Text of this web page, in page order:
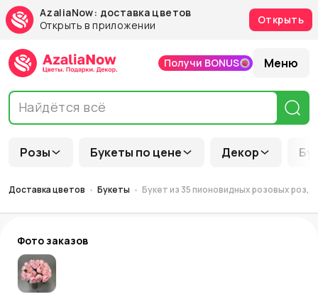
AzaliaNow: доставка цветов
Открыть в приложении
Открыть
Розы Букеты по цене Декор
Получи BONUS Меню
Доставка цветов Букеты Букет из 35 пионовидных розовых роз,
Фото заказов